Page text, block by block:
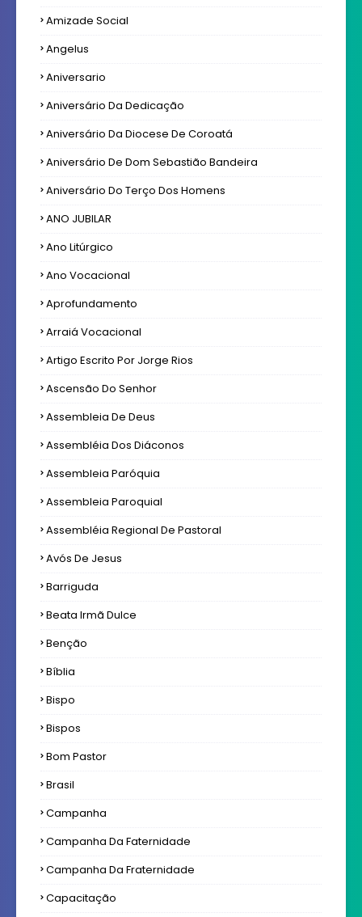
Amizade Social
Angelus
Aniversario
Aniversário Da Dedicação
Aniversário Da Diocese De Coroatá
Aniversário De Dom Sebastião Bandeira
Aniversário Do Terço Dos Homens
ANO JUBILAR
Ano Litúrgico
Ano Vocacional
Aprofundamento
Arraiá Vocacional
Artigo Escrito Por Jorge Rios
Ascensão Do Senhor
Assembleia De Deus
Assembléia Dos Diáconos
Assembleia Paróquia
Assembleia Paroquial
Assembléia Regional De Pastoral
Avós De Jesus
Barriguda
Beata Irmã Dulce
Benção
Bíblia
Bispo
Bispos
Bom Pastor
Brasil
Campanha
Campanha Da Faternidade
Campanha Da Fraternidade
Capacitação